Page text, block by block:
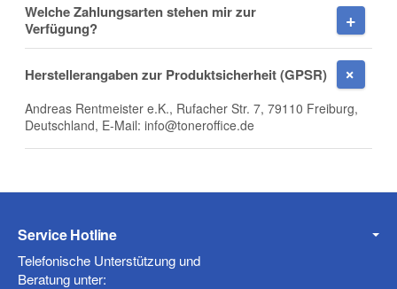
(* = Pflichtfelder)
Datenschutzerklärung
Welche Zahlungsarten stehen mir zur
Verfügung?
Herstellerangaben zur Produktsicherheit (GPSR)
Andreas Rentmeister e.K., Rufacher Str. 7, 79110 Freiburg,
Deutschland, E-Mail: info@toneroffice.de
Service Hotline
Telefonische Unterstützung und
Beratung unter: